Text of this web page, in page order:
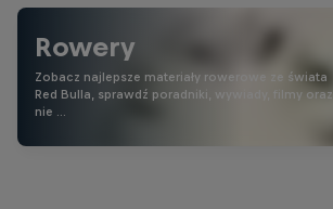
Rowery
Zobacz najlepsze materiały rowerowe ze świata
Red Bulla, sprawdź poradniki, wywiady, filmy oraz
nie …